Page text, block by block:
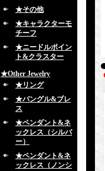
★その他
★キャラクターモ
チーフ
★ニードルポイン
ト&クラスター
★Other Jewelry
★リング
★バングル&ブレ
ス
★ペンダント&ネ
ックレス（シルバ
ー）
★ペンダント&ネ
ックレス（ノンシ